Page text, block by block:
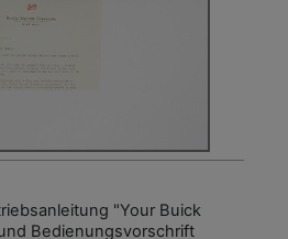
"Your Buick
Bedienungsvorschrift